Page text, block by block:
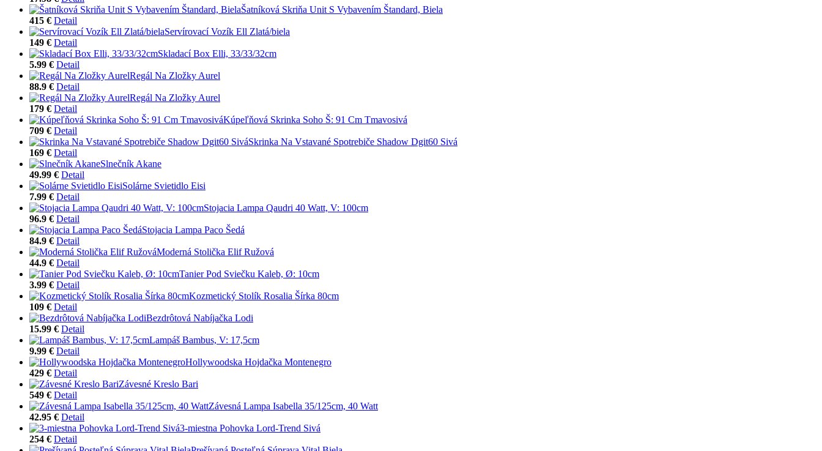
Šatníková Skriňa Unit S Vybavením Štandard, Biela
415 € Detail
Servírovací Vozík Ell Zlatá/biela
149 € Detail
Skladací Box Elli, 33/33/32cm
5.99 € Detail
Regál Na Zložky Aurel
88.9 € Detail
Regál Na Zložky Aurel
179 € Detail
Kúpeľňová Skrinka Soho Š: 91 Cm Tmavosivá
709 € Detail
Skrinka Na Vstavané Spotrebiče Shadow Dgit60 Sivá
169 € Detail
Slnečník Akane
49.99 € Detail
Solárne Svietidlo Eisi
7.99 € Detail
Stojacia Lampa Qaudri 40 Watt, V: 100cm
96.9 € Detail
Stojacia Lampa Paco Šedá
84.9 € Detail
Moderná Stolička Elif Ružová
44.9 € Detail
Tanier Pod Sviečku Kaleb, Ø: 10cm
3.99 € Detail
Kozmetický Stolík Rosalia Šírka 80cm
109 € Detail
Bezdrôtová Nabíjačka Lodi
15.99 € Detail
Lampáš Bambus, V: 17,5cm
9.99 € Detail
Hollywoodska Hojdačka Montenegro
429 € Detail
Závesné Kreslo Bari
549 € Detail
Závesná Lampa Isabella 35/125cm, 40 Watt
42.95 € Detail
3-miestna Pohovka Lord-Trend Sivá
254 € Detail